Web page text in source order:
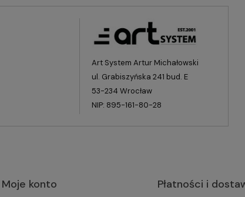
Art System Artur Michałowski
ul. Grabiszyńska 241 bud. E
53-234 Wrocław
NIP: 895-161-80-28
Moje konto Płatności i